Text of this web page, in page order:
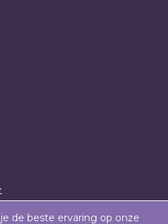
de beste ervaring op onze